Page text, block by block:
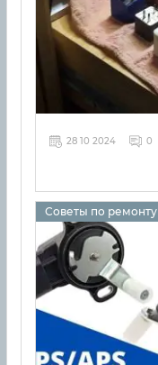
28 10 2024 0
Советы по ремонту